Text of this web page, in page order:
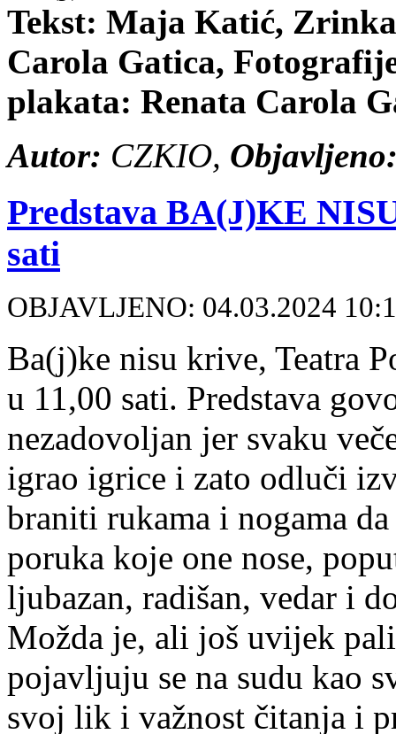
Tekst: Maja Katić,
Carola Gatica,
plakata: Renata Carola
Autor: CZKIO,
Predstava BA(J)KE
sati
OBJAVLJENO: 04.03.2024
Ba(j)ke nisu krive, Teatra
u 11,00 sati. Predstava
nezadovoljan jer svaku
igrao igrice i zato odluči
braniti rukama i nogama
poruka koje one nose,
ljubazan, radišan, vedar i
Možda je, ali još uvijek
pojavljuju se na sudu kao
svoj lik i važnost čitanja i